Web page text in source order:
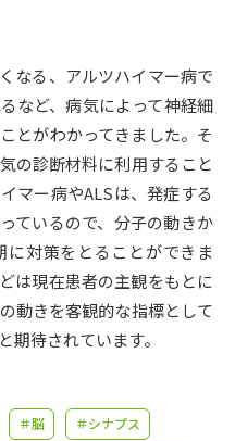
受験スケジュールを立てよう
テレメール全国一斉進学調査
なる、アルツハイマー病で
など、病気によって神経細
とがわかってきました。そ
の診断材料に利用すること
マー病やALSは、発症する
ているので、分子の動きか
に対策をとることができま
は現在患者の主観をもとに
動きを客観的な指標として
期待されています。
＃脳 ＃シナプス